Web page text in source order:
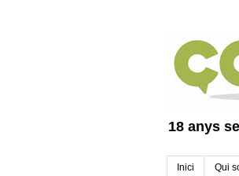
18 anys
Inici Qui